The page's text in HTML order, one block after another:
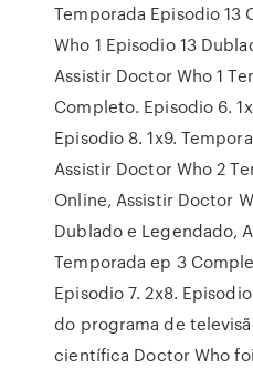
Temporada Episodio 13
Who 1 Episodio 13
Assistir Doctor Who 1
Completo. Episodio 6.
Episodio 8. 1x9.
Assistir Doctor Who 2
Online, Assistir Doctor
Dublado e Legendado,
Temporada ep 3
Episodio 7. 2x8.
do programa de
científica Doctor Who